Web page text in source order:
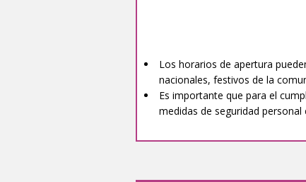
Los horarios de apertura
nacionales, festivos de la
Es importante que para el
medidas de seguridad